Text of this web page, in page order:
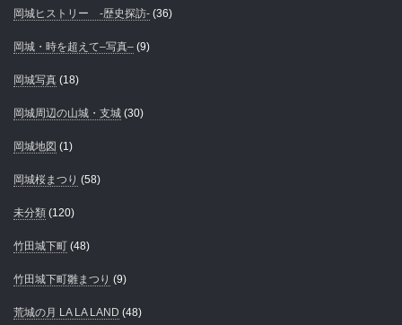
岡城ヒストリー -歴史探訪- (36)
岡城・時を超えて–写真– (9)
岡城写真 (18)
岡城周辺の山城・支城 (30)
岡城地図 (1)
岡城桜まつり (58)
未分類 (120)
竹田城下町 (48)
竹田城下町雛まつり (9)
荒城の月 LA LA LAND (48)